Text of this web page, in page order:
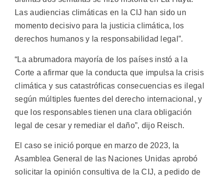
Las audiencias climáticas en la CIJ han sido un
momento decisivo para la justicia climática, los
derechos humanos y la responsabilidad legal”.
“La abrumadora mayoría de los países instó a la
Corte a afirmar que la conducta que impulsa la crisis
climática y sus catastróficas consecuencias es ilegal
según múltiples fuentes del derecho internacional, y
que los responsables tienen una clara obligación
legal de cesar y remediar el daño”, dijo Reisch.
El caso se inició porque en marzo de 2023, la
Asamblea General de las Naciones Unidas aprobó
solicitar la opinión consultiva de la CIJ, a pedido de